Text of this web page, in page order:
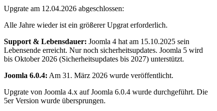
Upgrate am 12.04.2026 abgeschlossen:
Alle Jahre wieder ist ein größerer Upgrat erforderlich.
Support & Lebensdauer: Joomla 4 hat am 15.10.2025 sein
Lebensende erreicht. Nur noch sicherheitsupdates. Joomla 5 wird
bis Oktober 2026 (Sicherheitsupdates bis 2027) unterstützt.
Joomla 6.0.4: Am 31. März 2026 wurde veröffentlicht.
Upgrate von Joomla 4.x auf Joomla 6.0.4 wurde durchgeführt. Die
5er Version wurde übersprungen.